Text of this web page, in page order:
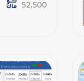
52,500